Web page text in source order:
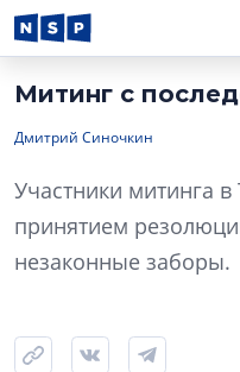
Митинг с
Дмитрий Синочкин
Участники митинга
принятием
незаконные заборы.